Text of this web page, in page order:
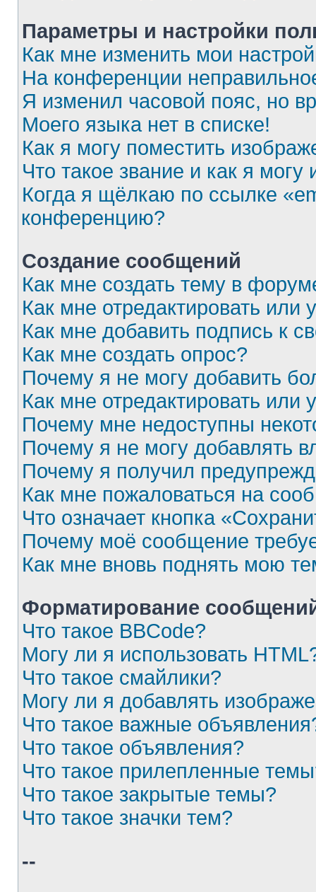
Параметры и настройки
Как мне изменить мои
На конференции
Я изменил часовой пояс, но
Моего языка нет в списке!
Как я могу поместить
Что такое звание и как я могу
Когда я щёлкаю по ссылке
конференцию?
Создание сообщений
Как мне создать тему в
Как мне отредактировать или
Как мне добавить подпись к
Как мне создать опрос?
Почему я не могу добавить
Как мне отредактировать или
Почему мне недоступны
Почему я не могу добавлять
Почему я получил
Как мне пожаловаться на
Что означает кнопка
Почему моё сообщение
Как мне вновь поднять мою
Форматирование
Что такое BBCode?
Могу ли я использовать
Что такое смайлики?
Могу ли я добавлять
Что такое важные
Что такое объявления?
Что такое прилепленные
Что такое закрытые темы?
Что такое значки тем?
--